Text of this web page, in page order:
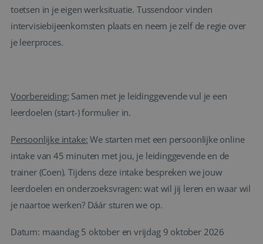
toetsen in je eigen werksituatie. Tussendoor vinden
intervisiebijeenkomsten plaats en neem je zelf de regie over
je leerproces.
Voorbereiding: Samen met je leidinggevende vul je een
leerdoelen (start-) formulier in.
Persoonlijke intake: We starten met een persoonlijke online
intake van 45 minuten met jou, je leidinggevende en de
trainer (Coen). Tijdens deze intake bespreken we jouw
leerdoelen en onderzoeksvragen: wat wil jij leren en waar wil
je naartoe werken? Dáár sturen we op.
Datum: maandag 5 oktober en vrijdag 9 oktober 2026